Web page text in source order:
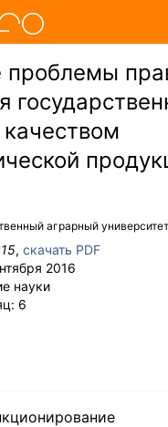
проблемы
аграрный университет
, скачать PDF
2016
науки
6